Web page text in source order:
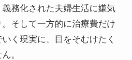
務化された夫婦生活に嫌気
そして一方的に治療費だけ
く現実に、目をそむけたく
。